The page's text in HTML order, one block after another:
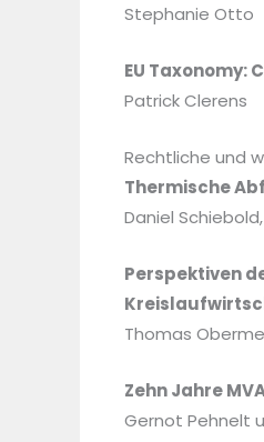
Stephanie Otto
EU Taxonomy:
Patrick Clerens
Rechtliche und
Thermische
Daniel
Perspektiven
Thomas
Zehn Jahre
Gernot Pehnelt